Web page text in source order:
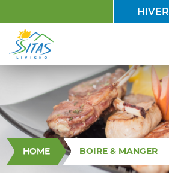
HIVER
HOME BOIRE & MANGER